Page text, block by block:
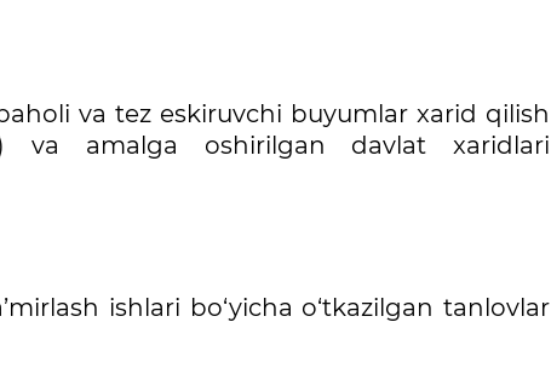
va tez eskiruvchi buyumlar xarid qilish
va amalga oshirilgan davlat xaridlari
ishlari bo‘yicha o‘tkazilgan tanlovlar